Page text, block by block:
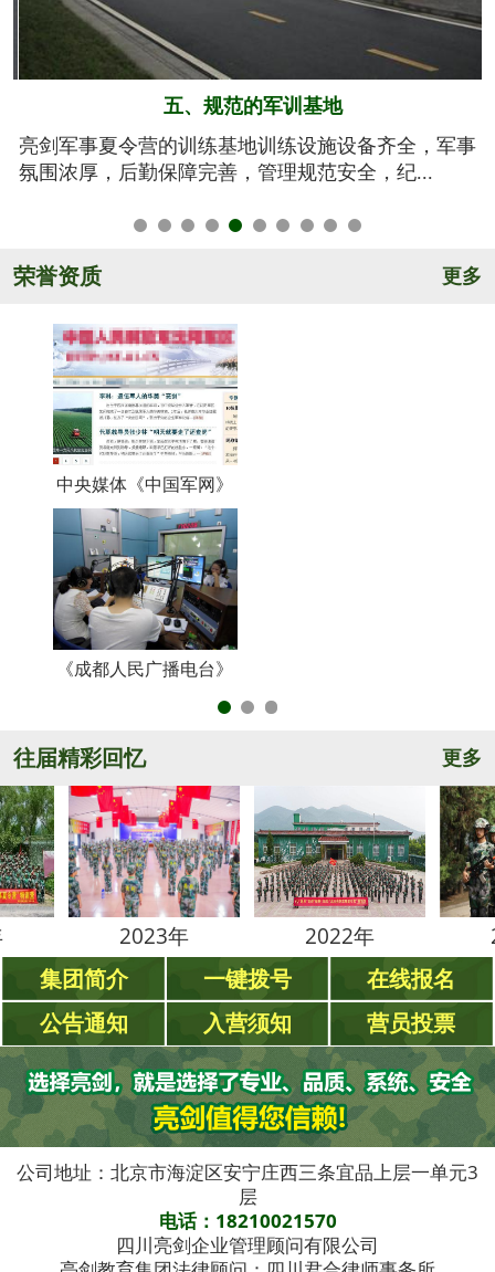
六、系统的安全保障
我们将安全视为生命，安全高于一切！从孩子训练期
间的衣、食、住、行全方位有效管控，由生活...
荣誉资质 更多
中央媒体《中国军网》
《成都人民广播电台》
往届精彩回忆 更多
2023年 2022年 2021年
集团简介 一键拨号
在线报名
公告通知
入营须知 营员投票
公司地址：北京市海淀区安宁庄西三条宜品上层一单元3
层
电话：18210021570
四川亮剑企业管理顾问有限公司